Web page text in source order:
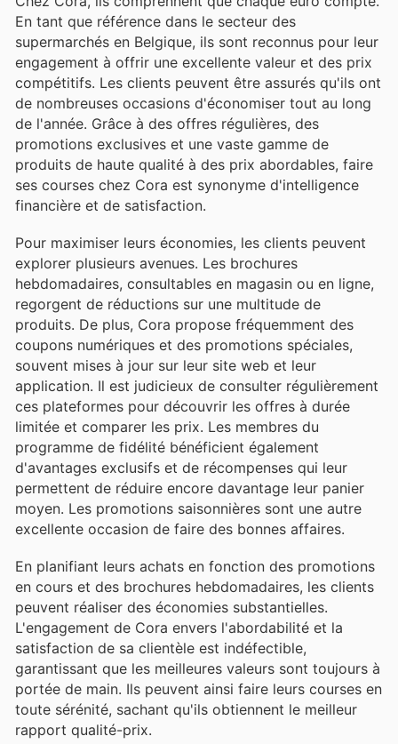
En tant que référence dans le secteur des
supermarchés en Belgique, ils sont reconnus pour leur
engagement à offrir une excellente valeur et des prix
compétitifs. Les clients peuvent être assurés qu'ils ont
de nombreuses occasions d'économiser tout au long
de l'année. Grâce à des offres régulières, des
promotions exclusives et une vaste gamme de
produits de haute qualité à des prix abordables, faire
ses courses chez Cora est synonyme d'intelligence
financière et de satisfaction.
Pour maximiser leurs économies, les clients peuvent
explorer plusieurs avenues. Les brochures
hebdomadaires, consultables en magasin ou en ligne,
regorgent de réductions sur une multitude de
produits. De plus, Cora propose fréquemment des
coupons numériques et des promotions spéciales,
souvent mises à jour sur leur site web et leur
application. Il est judicieux de consulter régulièrement
ces plateformes pour découvrir les offres à durée
limitée et comparer les prix. Les membres du
programme de fidélité bénéficient également
d'avantages exclusifs et de récompenses qui leur
permettent de réduire encore davantage leur panier
moyen. Les promotions saisonnières sont une autre
excellente occasion de faire des bonnes affaires.
En planifiant leurs achats en fonction des promotions
en cours et des brochures hebdomadaires, les clients
peuvent réaliser des économies substantielles.
L'engagement de Cora envers l'abordabilité et la
satisfaction de sa clientèle est indéfectible,
garantissant que les meilleures valeurs sont toujours à
portée de main. Ils peuvent ainsi faire leurs courses en
toute sérénité, sachant qu'ils obtiennent le meilleur
rapport qualité-prix.